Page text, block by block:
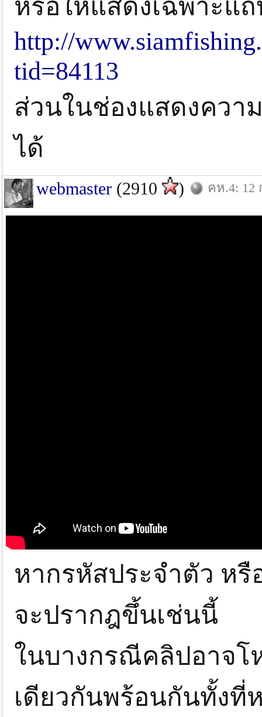
หรือให้แสดงเฉพาะแ
http://
tid=84113
ส่วนในช่องแสดงควา
ได้
webmaster (2910 ) คห.4: 12
หากรหัสประจำตัว หรื
จะปรากฎขึ้นเช่นนี้
ในบางกรณีคลิปอาจโ
เดียวกันพร้อนกันทั้งที่